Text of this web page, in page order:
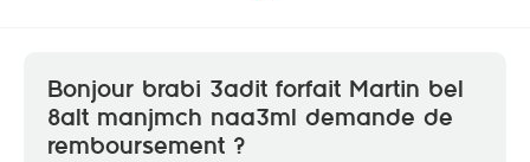
Bonjour brabi 3adit forfait Martin bel
8alt manjmch naa3ml demande de
remboursement ?